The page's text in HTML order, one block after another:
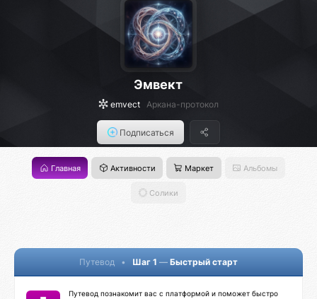
Эмвект
emvect Аркана-протокол
Подписаться
Главная Активности Маркет Альбомы
Солики
Путевод • Шаг 1 — Быстрый старт
Путевод познакомит вас с платформой и поможет быстро